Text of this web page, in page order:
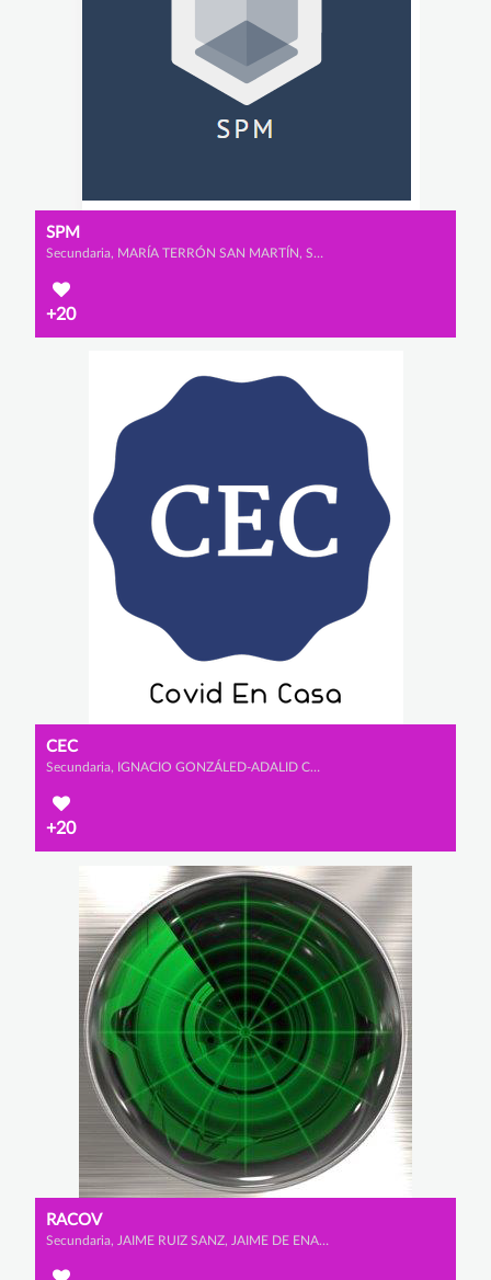
SPM
Secundaria, MARÍA TERRÓN SAN MARTÍN, SARA SAAD MARTÍN y PATRICIA RUIZ DEL PORTAL RODRÍGUEZ
+20
CEC
Secundaria, IGNACIO GONZÁLED-ADALID CHOZAS, JOSÉ GONZÁLEZ-ADALID LLABRÉS y ÁLVARO VALDÉS PIRIZ
+20
RACOV
Secundaria, JAIME RUIZ SANZ, JAIME DE ENA LLOBERA y ÁLVARO GARCÍA GUIMARAENS